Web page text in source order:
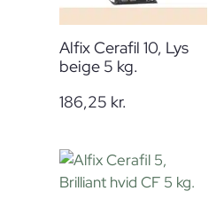
Alfix Cerafil 10, Lys
beige 5 kg.
186,25 kr.